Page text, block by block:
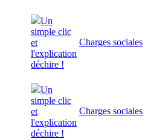
Un
simple clic
et
l'explication
déchire !
Charges sociales
Un
simple clic
et
l'explication
déchire !
Charges sociales